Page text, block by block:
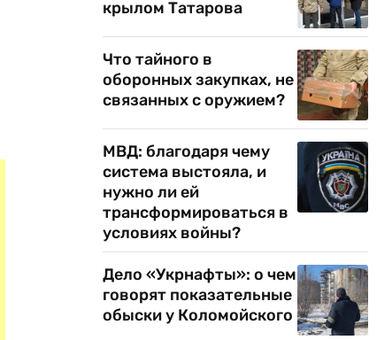
крылом Татарова
Что тайного в
оборонных закупках, не
связанных с оружием?
МВД: благодаря чему
система выстояла, и
нужно ли ей
трансформироваться в
условиях войны?
Дело «Укрнафты»: о чем
говорят показательные
обыски у Коломойского